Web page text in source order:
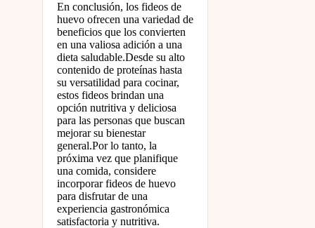
En conclusión, los fideos de
huevo ofrecen una variedad de
beneficios que los convierten
en una valiosa adición a una
dieta saludable.Desde su alto
contenido de proteínas hasta
su versatilidad para cocinar,
estos fideos brindan una
opción nutritiva y deliciosa
para las personas que buscan
mejorar su bienestar
general.Por lo tanto, la
próxima vez que planifique
una comida, considere
incorporar fideos de huevo
para disfrutar de una
experiencia gastronómica
satisfactoria y nutritiva.